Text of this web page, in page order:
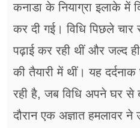
कनाडा के नियाग्रा इलाके में
कर दी गई। विधि पिछले
पढ़ाई कर रही थीं और जल्द
की तैयारी में थीं। यह
रही है, जब विधि अपने घर से
दौरान एक अज्ञात हमलावर